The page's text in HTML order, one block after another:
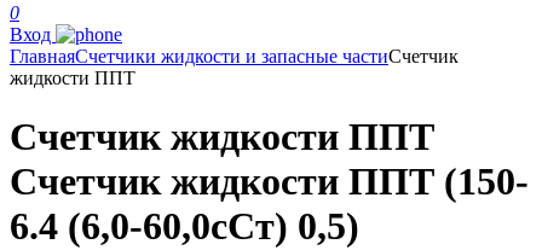
0
Вход
ГлавнаяСчетчики жидкости и запасные частиСчетчик
жидкости ППТ
Счетчик жидкости ППТ
Счетчик жидкости ППТ (150-
6.4 (6,0-60,0сСт) 0,5)